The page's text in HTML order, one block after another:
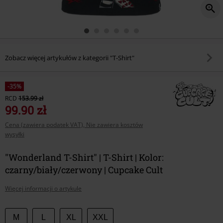
Zobacz więcej artykułów z kategorii "T-Shirt"
-35%
RCD 153.99 zł
99.90 zł
Cena (zawiera podatek VAT), Nie zawiera kosztów
wysyłki
"Wonderland T-Shirt" | T-Shirt | Kolor:
czarny/biały/czerwony | Cupcake Cult
Więcej informacji o artykule
Wybierz
M XL XXL